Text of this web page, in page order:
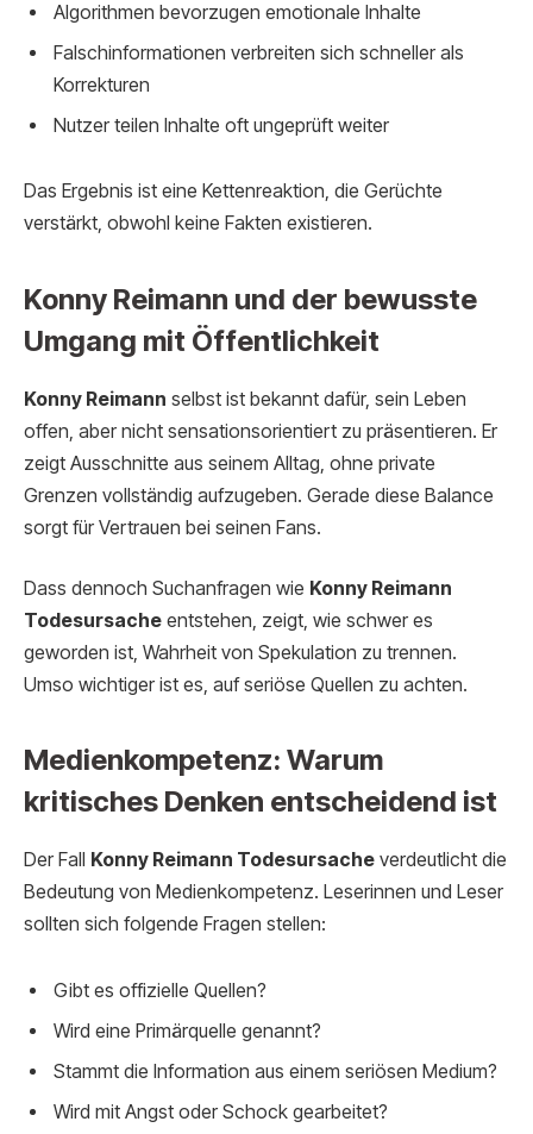
Algorithmen bevorzugen emotionale Inhalte
Falschinformationen verbreiten sich schneller als
Korrekturen
Nutzer teilen Inhalte oft ungeprüft weiter
Das Ergebnis ist eine Kettenreaktion, die Gerüchte
verstärkt, obwohl keine Fakten existieren.
Konny Reimann und der bewusste
Umgang mit Öffentlichkeit
Konny Reimann selbst ist bekannt dafür, sein Leben
offen, aber nicht sensationsorientiert zu präsentieren. Er
zeigt Ausschnitte aus seinem Alltag, ohne private
Grenzen vollständig aufzugeben. Gerade diese Balance
sorgt für Vertrauen bei seinen Fans.
Dass dennoch Suchanfragen wie Konny Reimann
Todesursache entstehen, zeigt, wie schwer es
geworden ist, Wahrheit von Spekulation zu trennen.
Umso wichtiger ist es, auf seriöse Quellen zu achten.
Medienkompetenz: Warum
kritisches Denken entscheidend ist
Der Fall Konny Reimann Todesursache verdeutlicht die
Bedeutung von Medienkompetenz. Leserinnen und Leser
sollten sich folgende Fragen stellen:
Gibt es offizielle Quellen?
Wird eine Primärquelle genannt?
Stammt die Information aus einem seriösen Medium?
Wird mit Angst oder Schock gearbeitet?